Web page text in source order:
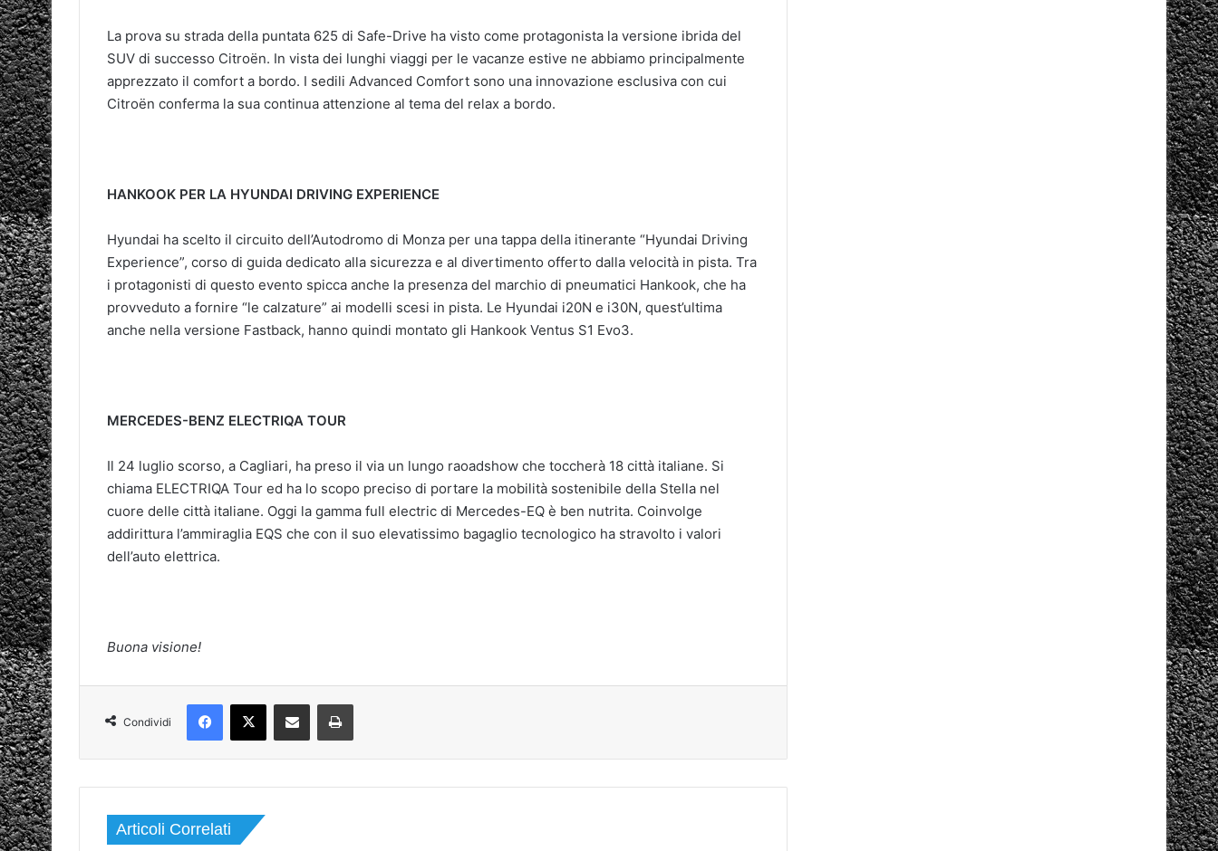
La prova su strada della puntata 625 di Safe-Drive ha visto come protagonista la versione ibrida del
SUV di successo Citroën. In vista dei lunghi viaggi per le vacanze estive ne abbiamo principalmente
apprezzato il comfort a bordo. I sedili Advanced Comfort sono una innovazione esclusiva con cui
Citroën conferma la sua continua attenzione al tema del relax a bordo.
HANKOOK PER LA HYUNDAI DRIVING EXPERIENCE
Hyundai ha scelto il circuito dell’Autodromo di Monza per una tappa della itinerante “Hyundai Driving
Experience”, corso di guida dedicato alla sicurezza e al divertimento offerto dalla velocità in pista. Tra
i protagonisti di questo evento spicca anche la presenza del marchio di pneumatici Hankook, che ha
provveduto a fornire “le calzature” ai modelli scesi in pista. Le Hyundai i20N e i30N, quest’ultima
anche nella versione Fastback, hanno quindi montato gli Hankook Ventus S1 Evo3.
MERCEDES-BENZ ELECTRIQA TOUR
Il 24 luglio scorso, a Cagliari, ha preso il via un lungo raoadshow che toccherà 18 città italiane. Si
chiama ELECTRIQA Tour ed ha lo scopo preciso di portare la mobilità sostenibile della Stella nel
cuore delle città italiane. Oggi la gamma full electric di Mercedes-EQ è ben nutrita. Coinvolge
addirittura l’ammiraglia EQS che con il suo elevatissimo bagaglio tecnologico ha stravolto i valori
dell’auto elettrica.
Buona visione!
Condividi
Articoli Correlati